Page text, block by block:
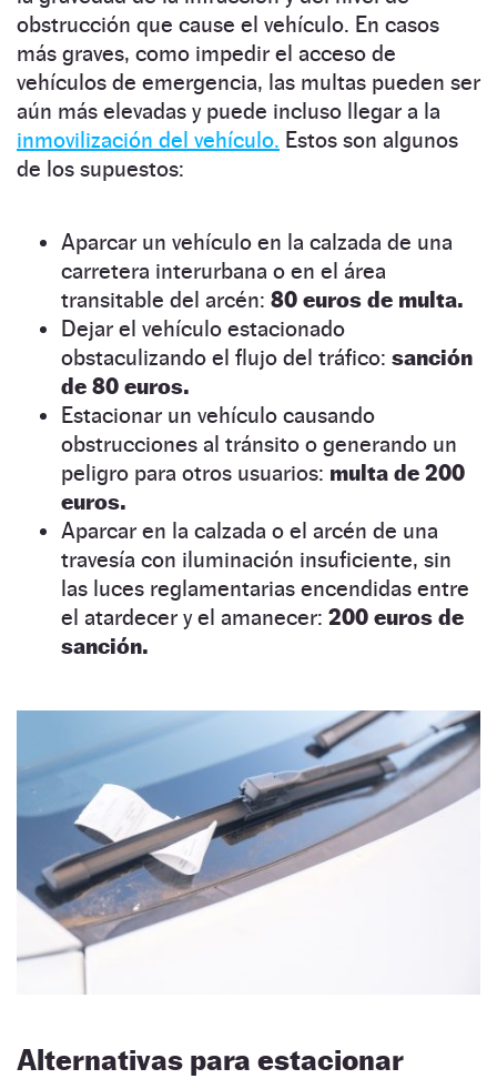
obstrucción que cause el vehículo. En casos
más graves, como impedir el acceso de
vehículos de emergencia, las multas pueden ser
aún más elevadas y puede incluso llegar a la
inmovilización del vehículo. Estos son algunos
de los supuestos:
Aparcar un vehículo en la calzada de una
carretera interurbana o en el área
transitable del arcén: 80 euros de multa.
Dejar el vehículo estacionado
obstaculizando el flujo del tráfico: sanción
de 80 euros.
Estacionar un vehículo causando
obstrucciones al tránsito o generando un
peligro para otros usuarios: multa de 200
euros.
Aparcar en la calzada o el arcén de una
travesía con iluminación insuficiente, sin
las luces reglamentarias encendidas entre
el atardecer y el amanecer: 200 euros de
sanción.
Alternativas para estacionar